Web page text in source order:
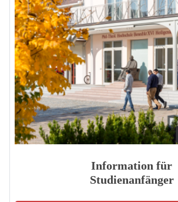
Information für
Studienanfänger